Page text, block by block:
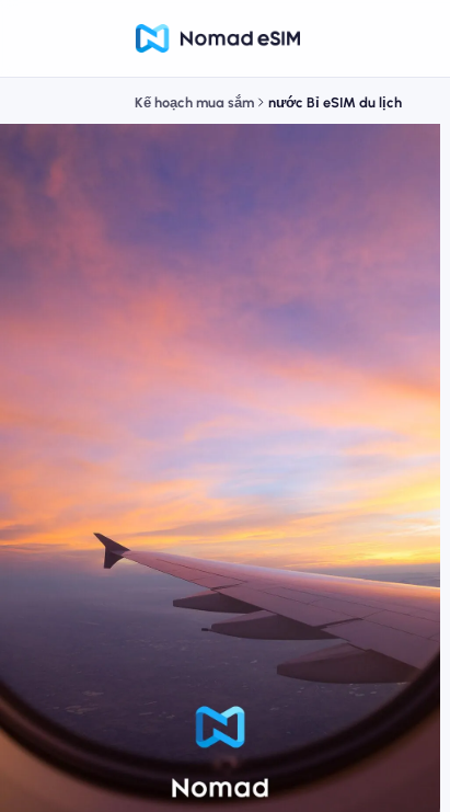
Kế hoạch mua sắm nước Bỉ eSIM du lịch